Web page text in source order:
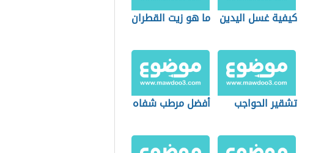
كيفية غسل اليدين ما هو زيت القطران
تشقير الحواجب أفضل مرطب شفاه